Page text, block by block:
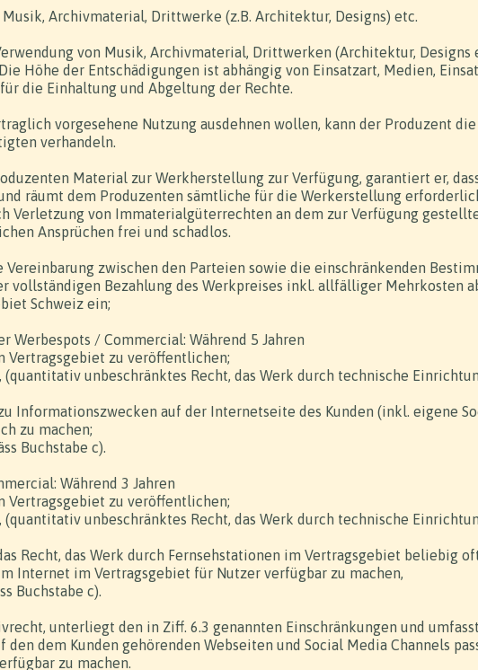
Archivmaterial, Drittwerke (z.B. Architektur, Designs) etc.
von Musik, Archivmaterial, Drittwerken (Architektur,
Höhe der Entschädigungen ist abhängig von Einsatzart, Medien,
die Einhaltung und Abgeltung der Rechte.
vorgesehene Nutzung ausdehnen wollen, kann der Produzent
verhandeln.
Material zur Werkherstellung zur Verfügung, garantiert er,
räumt dem Produzenten sämtliche für die Werkerstellung
Verletzung von Immaterialgüterrechten an dem zur Verfügung
Ansprüchen frei und schadlos.
Vereinbarung zwischen den Parteien sowie die einschränkenden
vollständigen Bezahlung des Werkpreises inkl. allfälliger Mehrkosten
Schweiz ein;
Werbespots / Commercial: Während 5 Jahren
Vertragsgebiet zu veröffentlichen;
(quantitativ unbeschränktes Recht, das Werk durch technische
Informationszwecken auf der Internetseite des Kunden (inkl. eigene
zu machen;
Buchstabe c).
Während 3 Jahren
Vertragsgebiet zu veröffentlichen;
(quantitativ unbeschränktes Recht, das Werk durch technische
Recht, das Werk durch Fernsehstationen im Vertragsgebiet beliebig
Internet im Vertragsgebiet für Nutzer verfügbar zu machen,
Buchstabe c).
unterliegt den in Ziff. 6.3 genannten Einschränkungen und
den dem Kunden gehörenden Webseiten und Social Media Channels
zu machen.